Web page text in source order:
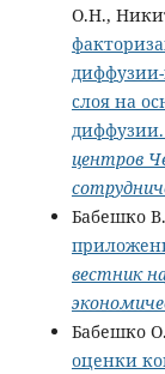
О.Н.,
слоя на
диффузии.
центров
Бабешко
вестник
Бабешко
оценки